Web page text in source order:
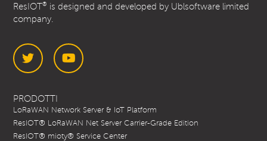
ResIOT® is designed and developed by Ublsoftware limited
company.
PRODOTTI
LoRaWAN Network Server & IoT Platform
ResIOT® LoRaWAN Net Server Carrier-Grade Edition
ResIOT® mioty® Service Center